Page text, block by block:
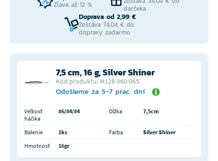
Zľava až 12 %
darčeka
Doprava od 2,99 €
Zostáva 74,04 € do
dopravy zadarmo
7,5 cm, 16 g, Silver Shiner
Kód produktu: M128-960-065
Odošleme za 5-7 prac. dní
Veľkosť
háčika
#6/#4/#4 Dĺžka 7,5cm
Balenie 1ks Farba
Silver Shiner
Hmotnosť
16gr